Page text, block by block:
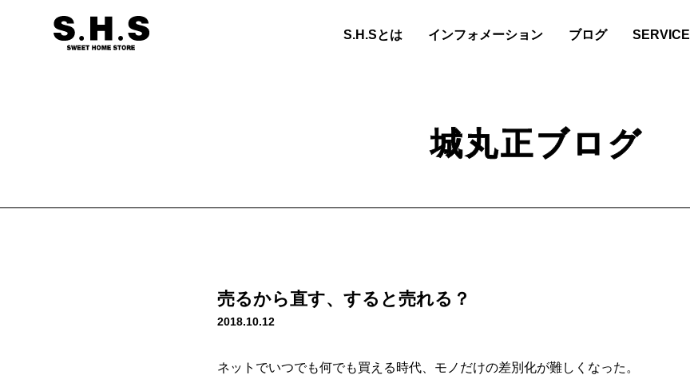
S.H.Sとは インフォメーション ブログ SERVICE
城丸正ブログ
売るから直す、すると売れる？
2018.10.12
ネットでいつでも何でも買える時代、モノだけの差別化が難しくなった。